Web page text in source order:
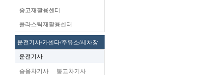
중고재활용센터
플라스틱재활용센터
운전기사/카센타/주유소/세차장
운전기사
승용차기사 봉고차기사